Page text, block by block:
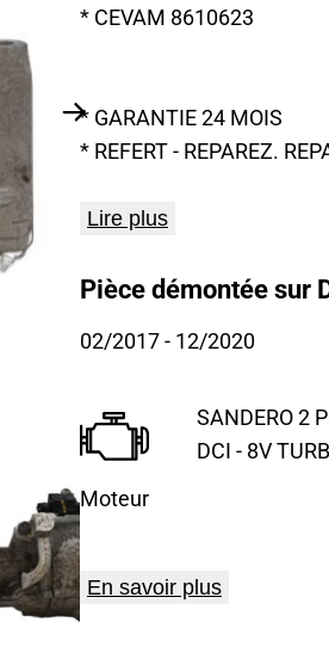
* CEVAM 8610623
* GARANTIE 24 MOIS
* REFERT - REPAREZ.
Lire plus
Pièce démontée sur
02/2017- 12/2020
Moteur
SANDERO 2
DCI - 8V
En savoir plus